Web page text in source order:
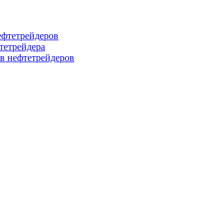
нефтетрейдеров